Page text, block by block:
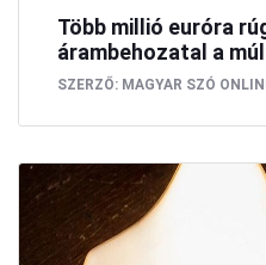
Több millió euróra
árambehozatal a
SZERZŐ: MAGYAR SZÓ